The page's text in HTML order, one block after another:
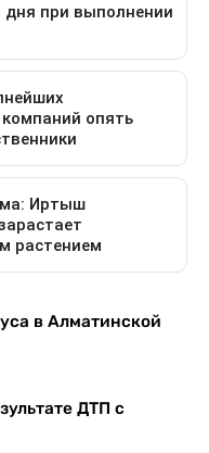
в Алматинской
ДТП с